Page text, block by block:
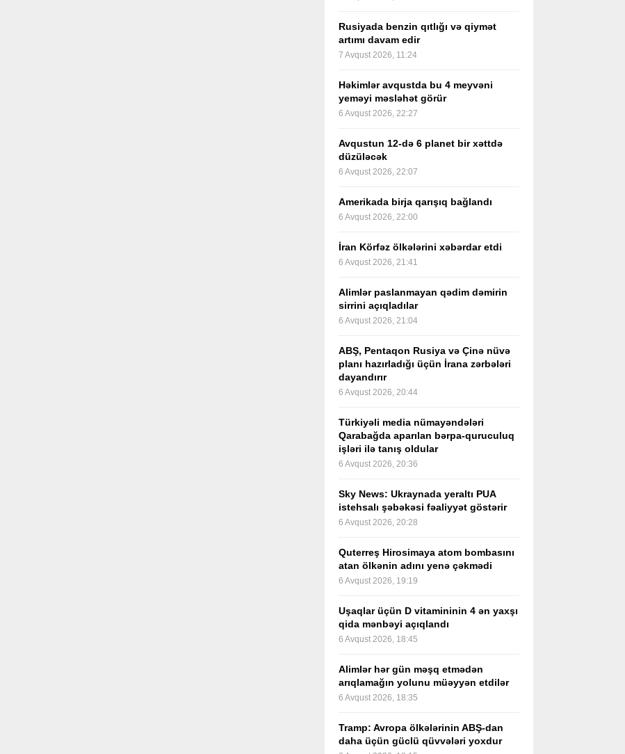
Rusiyada benzin qıtlığı və qiymət
artımı davam edir
7 Avqust 2026, 11:24
Həkimlər avqustda bu 4 meyvəni
yeməyi məsləhət görür
6 Avqust 2026, 22:27
Avqustun 12-də 6 planet bir xəttdə
düzüləcək
6 Avqust 2026, 22:07
Amerikada birja qarışıq bağlandı
6 Avqust 2026, 22:00
İran Körfəz ölkələrini xəbərdar etdi
6 Avqust 2026, 21:41
Alimlər paslanmayan qədim dəmirin
sirrini açıqladılar
6 Avqust 2026, 21:04
ABŞ, Pentaqon Rusiya və Çinə nüvə
planı hazırladığı üçün İrana zərbələri
dayandırır
6 Avqust 2026, 20:44
Türkiyəli media nümayəndələri
Qarabağda aparılan bərpa-quruculuq
işləri ilə tanış oldular
6 Avqust 2026, 20:36
Sky News: Ukraynada yeraltı PUA
istehsalı şəbəkəsi fəaliyyət göstərir
6 Avqust 2026, 20:28
Quterreş Hirosimaya atom bombasını
atan ölkənin adını yenə çəkmədi
6 Avqust 2026, 19:19
Uşaqlar üçün D vitamininin 4 ən yaxşı
qida mənbəyi açıqlandı
6 Avqust 2026, 18:45
Alimlər hər gün məşq etmədən
arıqlamağın yolunu müəyyən etdilər
6 Avqust 2026, 18:35
Tramp: Avropa ölkələrinin ABŞ-dan
daha üçün güclü qüvvələri yoxdur